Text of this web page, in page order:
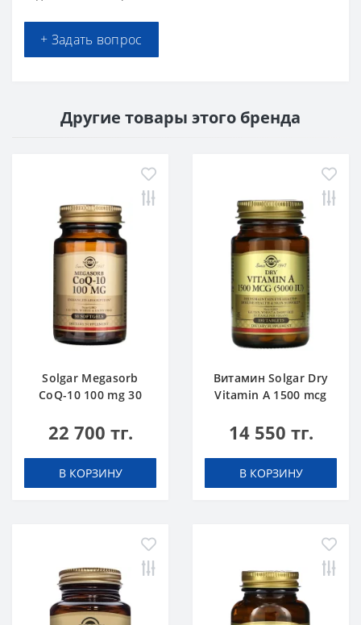
+ Задать вопрос
Другие товары этого бренда
Solgar Megasorb
CoQ-10 100 mg 30
22 700 тг.
В КОРЗИНУ
Витамин Solgar Dry
Vitamin A 1500 mcg
14 550 тг.
В КОРЗИНУ